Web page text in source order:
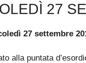
27
27 settembre
alla puntata